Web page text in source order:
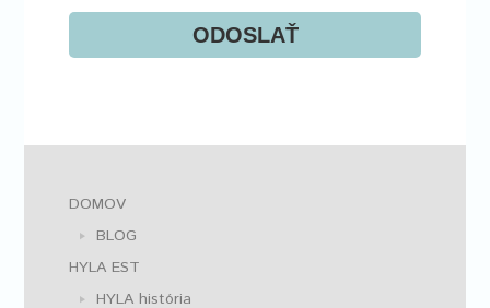
ODOSLAŤ
DOMOV
BLOG
HYLA EST
HYLA história